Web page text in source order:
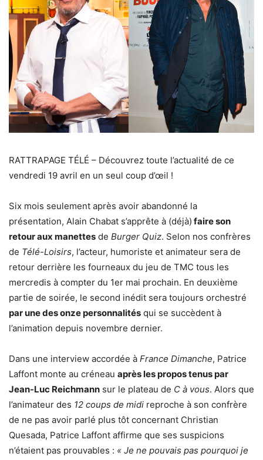
RATTRAPAGE TÉLÉ – Découvrez toute l’actualité de ce
vendredi 19 avril en un seul coup d’œil !
Six mois seulement après avoir abandonné la
présentation, Alain Chabat s’apprête à (déjà) faire son
retour aux manettes de Burger Quiz. Selon nos confrères
de Télé-Loisirs, l’acteur, humoriste et animateur sera de
retour derrière les fourneaux du jeu de TMC tous les
mercredis à compter du 1er mai prochain. En deuxième
partie de soirée, le second inédit sera toujours orchestré
par une des onze personnalités qui se succèdent à
l’animation depuis novembre dernier.
Dans une interview accordée à France Dimanche, Patrice
Laffont monte au créneau après les propos tenus par
Jean-Luc Reichmann sur le plateau de C à vous. Alors que
l’animateur des 12 coups de midi reproche à son confrère
de ne pas avoir parlé plus tôt concernant Christian
Quesada, Patrice Laffont affirme que ses suspicions
n’étaient pas prouvables : « Je ne pouvais pas pourquoi je